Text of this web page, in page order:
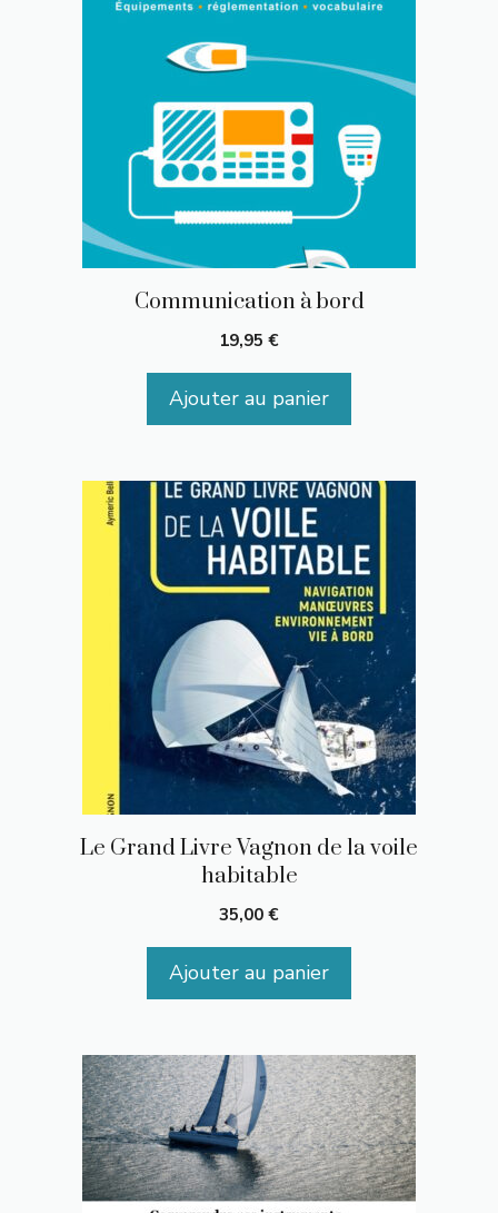
Communication à bord
19,95 €
Ajouter au panier
Le Grand Livre Vagnon de la voile
habitable
35,00€
Ajouter au panier